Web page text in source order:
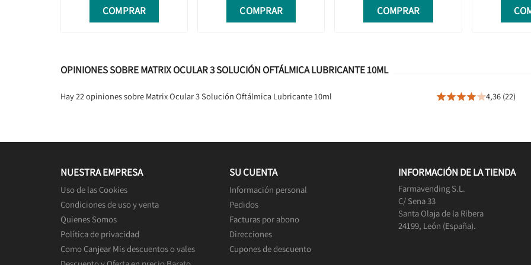
COMPRAR COMPRAR COMPRAR
OPINIONES SOBRE MATRIX OCULAR 3 SOLUCIÓN OFTÁLMICA LUBRICANTE 10ML
Hay 22 opiniones sobre Matrix Ocular 3 Solución Oftálmica Lubricante 10ml 4,36 (22)
NUESTRA EMPRESA
Uso de las Cookies
Condiciones de uso y venta
Quienes Somos
Política de privacidad
Como Canjear Mis descuentos o vales
SU CUENTA
Información personal
Pedidos
Facturas por abono
Direcciones
Cupones de descuento
INFORMACIÓN DE LA TIENDA
Farmavending S.L.
C/ Sena 33
Santa Olaja de la Ribera
24199, León (España).